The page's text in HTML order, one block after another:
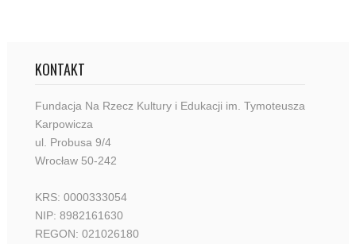
KONTAKT
Fundacja Na Rzecz Kultury i Edukacji im. Tymoteusza
Karpowicza
ul. Probusa 9/4
Wrocław 50-242
KRS: 0000333054
NIP: 8982161630
REGON: 021026180